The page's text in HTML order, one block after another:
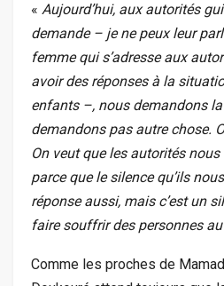
« Aujourd’hui, aux autorités
demande – je ne peux leur
femme qui s’adresse aux
avoir des réponses à la
enfants –, nous demandons
demandons pas autre chose.
On veut que les autorités
parce que le silence qu’ils
réponse aussi, mais c’est un
faire souffrir des personnes
Comme les proches de